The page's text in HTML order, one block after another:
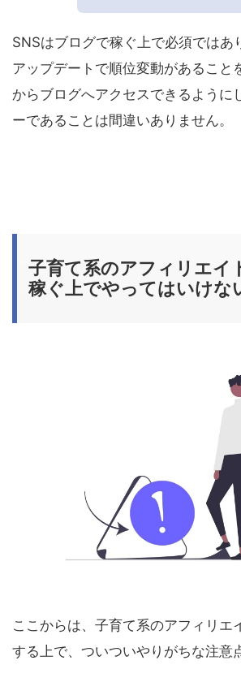
SNSはブログで稼ぐ上で必須ではあ
アップデートで順位変動があること
からブログへアクセスできるように
ーであることは間違いありません。
子育て系のアフィリエイ
稼ぐ上でやってはいけな
ここからは、子育て系のアフィリエ
する上で、ついついやりがちな注意